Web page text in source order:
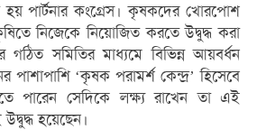
পার্টনার কংগ্রেস। কৃষকদের খোরপোশ
নিজেকে নিয়োজিত করতে উদ্বুদ্ধ করা
সমিতির মাধ্যমে বিভিন্ন আয়বর্ধন
পাশাপাশি ‘কৃষক পরামর্শ কেন্দ্র’ হিসেবে
পারেন সেদিকে লক্ষ্য রাখেন তা এই
হয়েছেন।